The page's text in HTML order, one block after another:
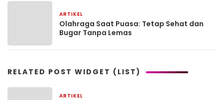
ARTIKEL
Olahraga Saat Puasa: Tetap Sehat dan
Bugar Tanpa Lemas
RELATED POST WIDGET (LIST)
ARTIKEL